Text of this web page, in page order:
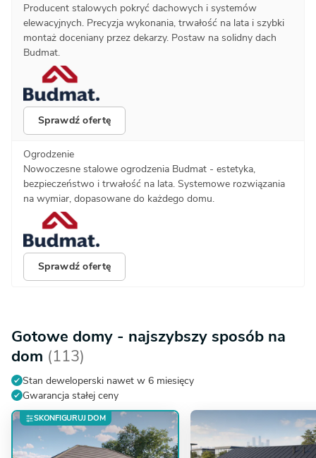
Producent stalowych pokryć dachowych i systemów
elewacyjnych. Precyzja wykonania, trwałość na lata i szybki
montaż doceniany przez dekarzy. Postaw na solidny dach
Budmat.
Sprawdź ofertę
Ogrodzenie
Nowoczesne stalowe ogrodzenia Budmat - estetyka,
bezpieczeństwo i trwałość na lata. Systemowe rozwiązania
na wymiar, dopasowane do każdego domu.
Sprawdź ofertę
Gotowe domy - najszybszy sposób na
dom (113)
Stan deweloperski nawet w 6 miesięcy
Gwarancja stałej ceny
SKONFIGURUJ DOM